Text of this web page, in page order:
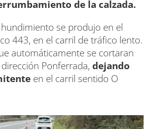
de la calzada.
se produjo en el
443, en el carril de tráfico lento.
automáticamente se cortaran
Ponferrada, dejando
en el carril sentido O